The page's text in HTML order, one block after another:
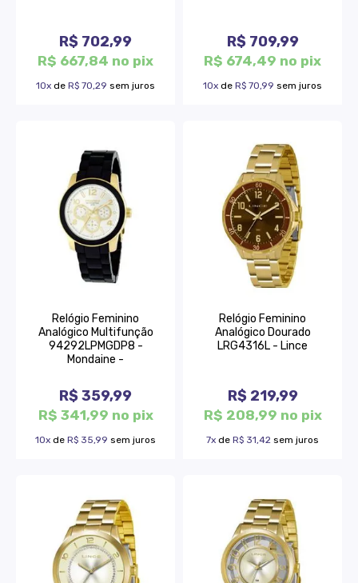
R$ 702,99
R$ 667,84 no pix
10x de R$ 70,29 sem juros
R$ 709,99
R$ 674,49 no pix
10x de R$ 70,99 sem juros
Relógio Feminino
Analógico Multifunção
94292LPMGDP8 -
Mondaine -
R$ 359,99
R$ 341,99 no pix
10x de R$ 35,99 sem juros
Relógio Feminino
Analógico Dourado
LRG4316L - Lince
R$ 219,99
R$ 208,99 no pix
7x de R$ 31,42 sem juros